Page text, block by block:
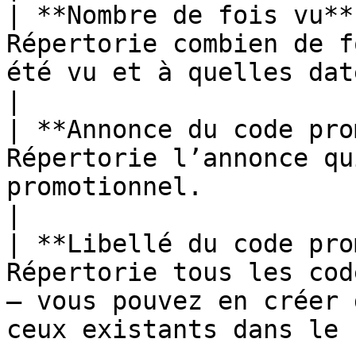
| **Nombre de
Répertorie combien de
été vu et à quelles
| **Annonce du code
Répertorie l’annonce
promotionnel.
| **Libellé du code
Répertorie tous les
— vous pouvez en créer
ceux existants dans le